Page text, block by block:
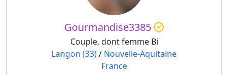
Gourmandise3385
Couple, dont femme Bi
Langon (33)/ Nouvelle-Aquitaine
France